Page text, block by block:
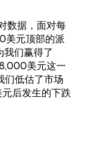
数据，面对每
美元顶部的派
我们赢得了
美元这一
们低估了市场
后发生的下跌